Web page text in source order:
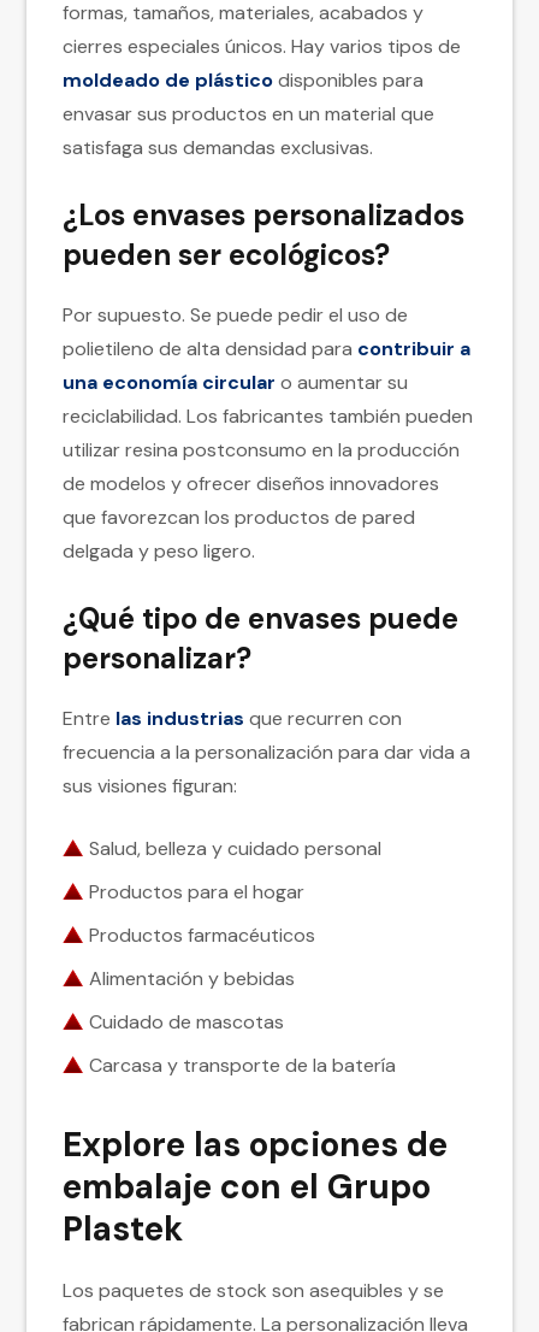
formas, tamaños, materiales, acabados y
cierres especiales únicos. Hay varios tipos de
moldeado de plásticodisponibles para
envasar sus productos en un material que
satisfaga sus demandas exclusivas.
¿Los envases personalizados
pueden ser ecológicos?
Por supuesto. Se puede pedir el uso de
polietileno de alta densidad para contribuir a
una economía circular o aumentar su
reciclabilidad. Los fabricantes también pueden
utilizar resina postconsumo en la producción
de modelos y ofrecer diseños innovadores
que favorezcan los productos de pared
delgada y peso ligero.
¿Qué tipo de envases puede
personalizar?
Entre las industrias que recurren con
frecuencia a la personalización para dar vida a
sus visiones figuran:
Salud, belleza y cuidado personal
Productos para el hogar
Productos farmacéuticos
Alimentación y bebidas
Cuidado de mascotas
Carcasa y transporte de la batería
Explore las opciones de
embalaje con el Grupo
Plastek
Los paquetes de stock son asequibles y se
fabrican rápidamente. La personalización lleva